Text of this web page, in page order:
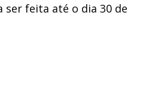
ser feita até o dia 30 de